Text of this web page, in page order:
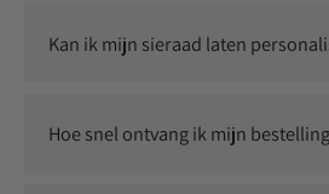
duidelijke instructie, zodat je dit op
respectvolle manier kunt doen.
Kan ik mijn sieraad laten
pootafdruk, foto of handgeschreven
Hoe snel ontvang ik mijn